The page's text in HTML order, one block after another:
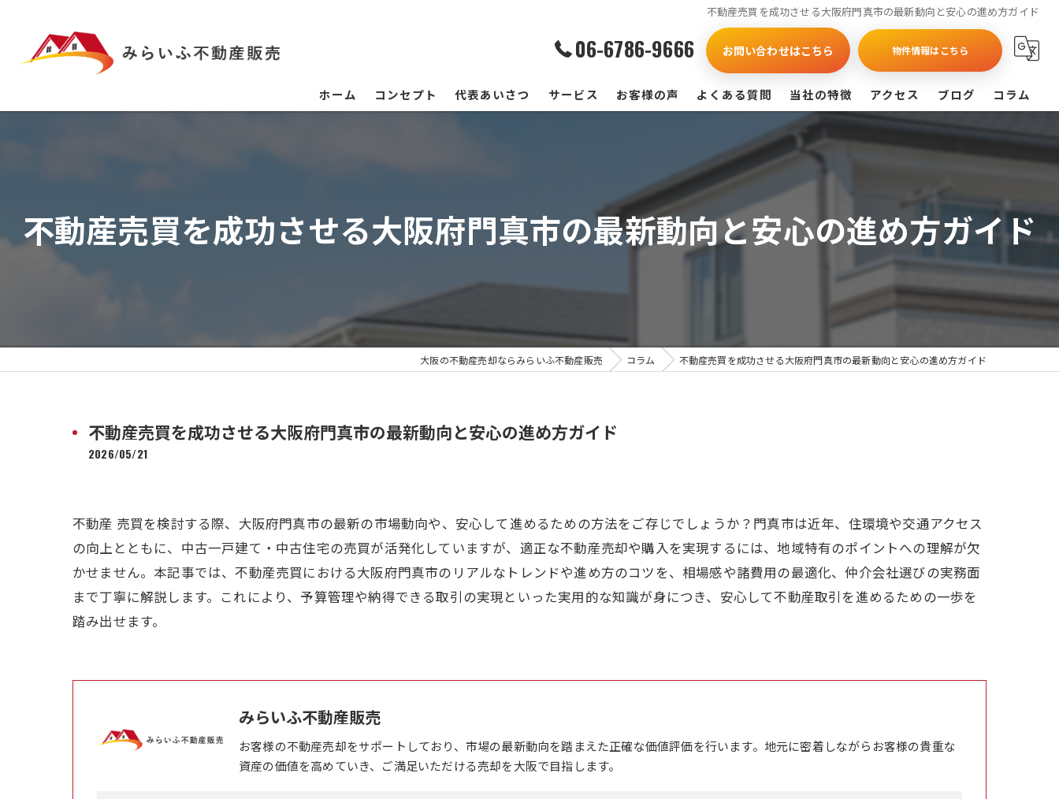
不動産売買を成功させる大阪府門真市の最新動向と安心の進め方ガイド
06-6786-9666 お問い合わせはこちら 物件情報はこちら
ホーム コンセプト 代表あいさつ サービス お客様の声 よくある質問 当社の特徴
買取
戸建て
マンション
アクセス ブログ コラム
不動産売買を成功させる大阪府門真市の最新動向と安心の進め方ガイド
大阪の不動産売却ならみらいふ不動産販売 コラム 不動産売買を成功させる大阪府門真市の最新動向と安心の進め方ガイド
不動産売買を成功させる大阪府門真市の最新動向と安心の進め方ガイド
2026/05/21
不動産 売買を検討する際、大阪府門真市の最新の市場動向や、安心して進めるための方法をご存じでしょうか？門真市は近年、住環境や交通アクセス
の向上とともに、中古一戸建て・中古住宅の売買が活発化していますが、適正な不動産売却や購入を実現するには、地域特有のポイントへの理解が欠
かせません。本記事では、不動産売買における大阪府門真市のリアルなトレンドや進め方のコツを、相場感や諸費用の最適化、仲介会社選びの実務面
まで丁寧に解説します。これにより、予算管理や納得できる取引の実現といった実用的な知識が身につき、安心して不動産取引を進めるための一歩を
踏み出せます。
みらいふ不動産販売
お客様の不動産売却をサポートしており、市場の最新動向を踏まえた正確な価値評価を行います。地元に密着しながらお客様の貴重な
資産の価値を高めていき、ご満足いただける売却を大阪で目指します。